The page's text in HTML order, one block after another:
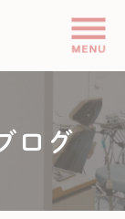
ログ